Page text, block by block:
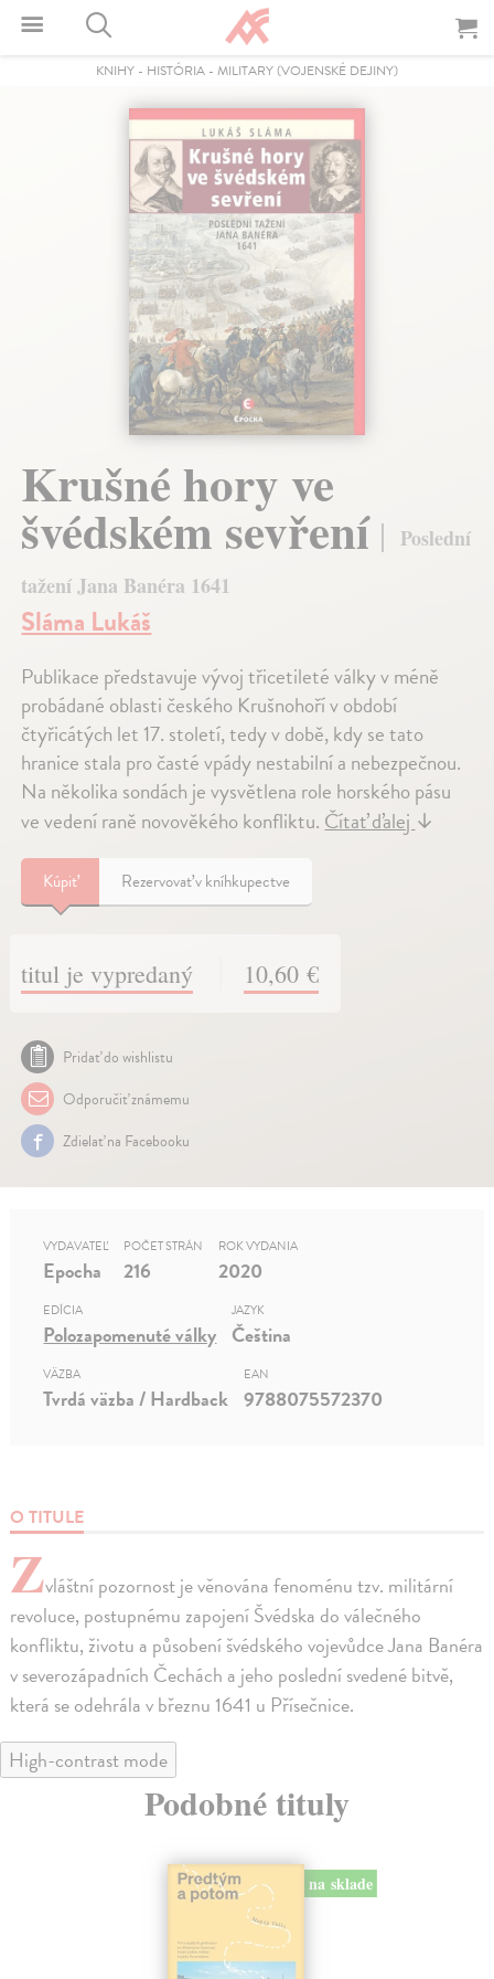
KNIHY - HISTÓRIA - MILITARY (VOJENSKÉ DEJINY)
Krušné hory ve
švédském sevření
Poslední
tažení Jana Banéra 1641
Sláma Lukáš
Publikace představuje vývoj třicetileté války v méně
probádané oblasti českého Krušnohoří v období
čtyřicátých let 17. století, tedy v době, kdy se tato
hranice stala pro časté vpády nestabilní a nebezpečnou.
Na několika sondách je vysvětlena role horského pásu
ve vedení raně novověkého konfliktu. Čítať ďalej ↓
Kúpiť Rezervovať v kníhkupectve
titul je vypredaný 10,60 €
Pridať do wishlistu
Odporučiť známemu
Zdielať na Facebooku
O TITULE
Zvláštní pozornost je věnována fenoménu tzv. militární
revoluce, postupnému zapojení Švédska do válečného
konfliktu, životu a působení švédského vojevůdce Jana Banéra
v severozápadních Čechách a jeho poslední svedené bitvě,
která se odehrála v březnu 1641 u Přísečnice.
VYDAVATEĽ
Epocha
POČET STRÁN
216
ROK VYDANIA
2020
EDÍCIA
Polozapomenuté války
JAZYK
Čeština
VÄZBA
Tvrdá väzba / Hardback
EAN
9788075572370
High-contrast mode
Podobné tituly